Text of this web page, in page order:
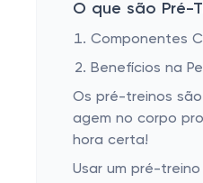
O que são Pré-
Componentes
Benefícios na
Os pré-treinos
agem no corpo
hora certa!
Usar um pré-